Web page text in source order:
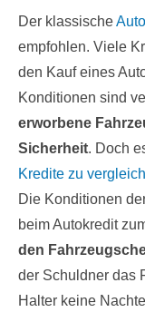
Der klassische
empfohlen. Viele
den Kauf eines
Konditionen sind
erworbene
Sicherheit. Doch
Kredite zu
Die Konditionen
beim Autokredit
den
der Schuldner das
Halter keine